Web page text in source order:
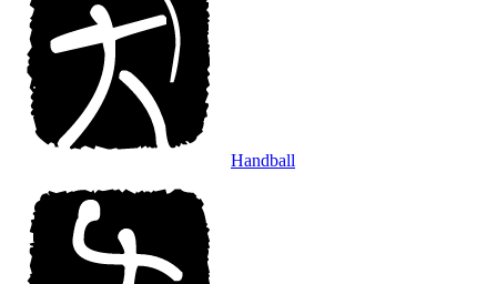
Handball